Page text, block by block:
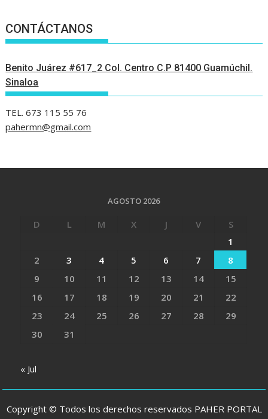
CONTÁCTANOS
Benito Juárez #617_2 Col. Centro C.P 81400 Guamúchil.
Sinaloa
TEL. 673 115 55 76
pahermn@gmail.com
AGOSTO 2026
D L M X J V
S
1
2
3 4 5 6 7
8
9
10 11 12 13 14
15
16
17 18 19 20 21
22
23
24 25 26 27 28
29
30
31
« Jul
Copyright © Todos los derechos reservados PAHER PORTAL